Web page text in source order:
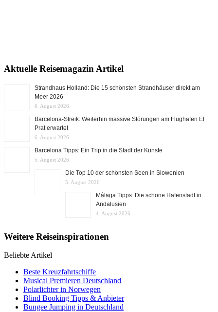
Aktuelle Reisemagazin Artikel
Strandhaus Holland: Die 15 schönsten Strandhäuser direkt am
Meer 2026
6. August 2026
Barcelona-Streik: Weiterhin massive Störungen am Flughafen El
Prat erwartet
6. August 2026
Barcelona Tipps: Ein Trip in die Stadt der Künste
5. August 2026
Die Top 10 der schönsten Seen in Slowenien
5. August 2026
Málaga Tipps: Die schöne Hafenstadt in
Andalusien
4. August 2026
Weitere Reiseinspirationen
Beliebte Artikel
Beste Kreuzfahrtschiffe
Musical Premieren Deutschland
Polarlichter in Norwegen
Blind Booking Tipps & Anbieter
Bungee Jumping in Deutschland